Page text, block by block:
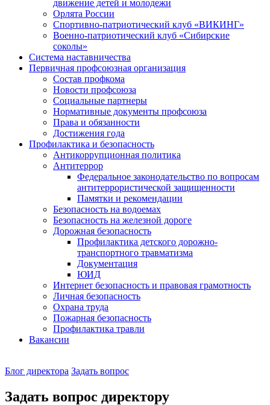
движение детей и молодежи
Орлята России
Спортивно-патриотический клуб «ВИКИНГ»
Военно-патриотический клуб «Сибирские
соколы»
Система наставничества
Первичная профсоюзная организация
Состав профкома
Новости профсоюза
Социальные партнеры
Нормативные документы профсоюза
Права и обязанности
Достижения года
Профилактика и безопасность
Антикоррупционная политика
Антитеррор
Федеральное законодательство по вопросам
антитеррористической защищенности
Памятки и рекомендации
Безопасность на водоемах
Безопасность на железной дороге
Дорожная безопасность
Профилактика детского дорожно-
транспортного травматизма
Документация
ЮИД
Интернет безопасность и правовая грамотность
Личная безопасность
Охрана труда
Пожарная безопасность
Профилактика травли
Вакансии
директор
Блог директора Задать вопрос
Задать вопрос директору